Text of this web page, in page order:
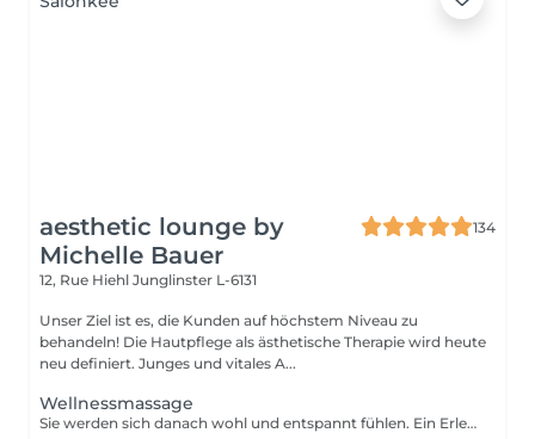
aesthetic lounge by
Michelle Bauer
134
12, Rue Hiehl Junglinster L-6131
Unser Ziel ist es, die Kunden auf höchstem Niveau zu
behandeln! Die Hautpflege als ästhetische Therapie wird heute
neu definiert. Junges und vitales A...
Wellnessmassage
Sie werden sich danach wohl und entspannt fühlen. Ein Erlebnis, das alle Sinne anspricht!